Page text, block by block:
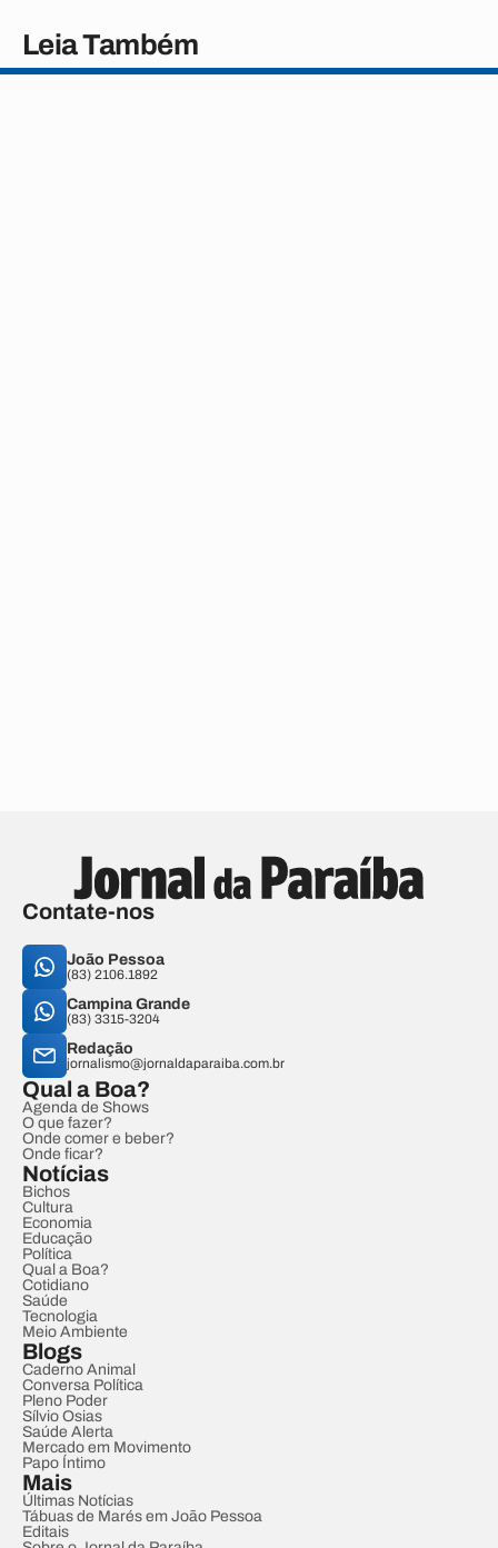
Leia Também
Contate-nos
João Pessoa
(83) 2106.1892
Campina Grande
(83) 3315-3204
Redação
jornalismo@jornaldaparaiba.com.br
Qual a Boa?
Agenda de Shows
O que fazer?
Onde comer e beber?
Onde ficar?
Notícias
Bichos
Cultura
Economia
Educação
Política
Qual a Boa?
Cotidiano
Saúde
Tecnologia
Meio Ambiente
Blogs
Caderno Animal
Conversa Política
Pleno Poder
Sílvio Osias
Saúde Alerta
Mercado em Movimento
Papo Íntimo
Mais
Últimas Notícias
Tábuas de Marés em João Pessoa
Editais